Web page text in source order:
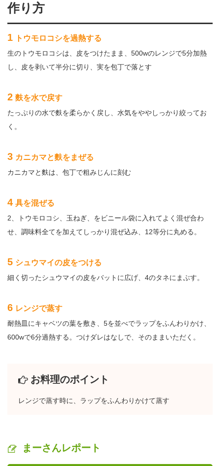
作り方
1 トウモロコシを過熱する
生のトウモロコシは、皮をつけたまま、500wのレンジで5分加熱
し、皮を剥いて半分に切り、実を包丁で落とす
2 麩を水で戻す
たっぷりの水で麩を柔らかく戻し、水気をややしっかり絞ってお
く。
3 カニカマと麩をまぜる
カニカマと麩は、包丁で粗みじんに刻む
4 具を混ぜる
2、トウモロコシ、玉ねぎ、をビニール袋に入れてよく混ぜ合わ
せ、調味料全てを加えてしっかり混ぜ込み、12等分に丸める。
5 シュウマイの皮をつける
細く切ったシュウマイの皮をバットに広げ、4のタネにまぶす。
6 レンジで蒸す
耐熱皿にキャベツの葉を敷き、5を並べでラップをふんわりかけ、
600wで6分過熱する。つけダレはなしで、そのままいただく。
お料理のポイント
レンジで蒸す時に、ラップをふんわりかけて蒸す
まーさんレポート